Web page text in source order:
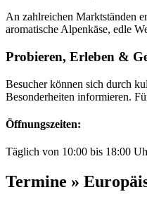
An zahlreichen Marktständen
aromatische Alpenkäse, edle
Probieren, Erleben &
Besucher können sich durch
Besonderheiten informieren.
Öffnungszeiten:
Täglich von 10:00 bis 18:00
Termine »